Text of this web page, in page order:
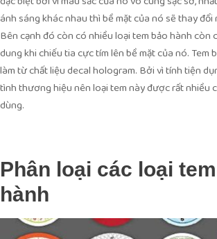
ánh sáng khác nhau thì bề mặt của nó sẽ thay đổi
Bên cạnh đó còn có nhiều loại tem bảo hành còn
dung khi chiếu tia cực tím lên bề mặt của nó. Tem
làm từ chất liệu decal hologram. Bởi vì tính tiện
tình thương hiệu nên loại tem này được rất nhiều
dùng.
Phân loại các loại
hành